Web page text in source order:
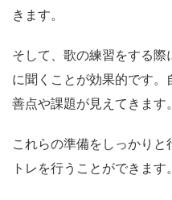
きます。
そして、歌の練習をする
に聞くことが効果的です
善点や課題が見えてきます。
これらの準備をしっかり
トレを行うことができます。